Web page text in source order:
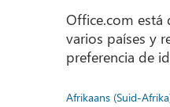
Office.com está
varios países y
preferencia de
Afrikaans (Suid-